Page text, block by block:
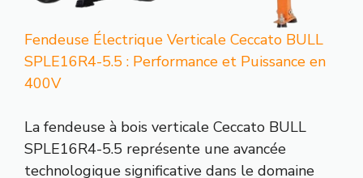
Fendeuse Électrique Verticale Ceccato BULL
SPLE16R4-5.5 : Performance et Puissance en
400V
La fendeuse à bois verticale Ceccato BULL
SPLE16R4-5.5 représente une avancée
technologique significative dans le domaine